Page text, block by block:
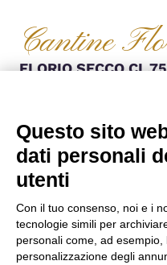
Cantine
FLORIO SECCO CL.75
Il vero marsala superiore, il più
di rovere, oltre le richieste del
vino inimitabile ed estremamente
Formato
75
Gradazione
Denominazione
Nazione
Regione
Sicilia
Vitigno
Grillo e Cataratto
Questo sito
dati personali
utenti
Con il tuo consenso, noi e i
tecnologie simili per
personali come, ad
personalizzazione degli